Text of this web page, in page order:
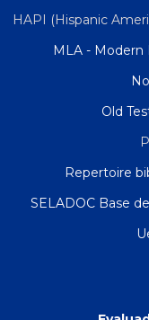
HAPI (Hispanic
MLA - Modern
Old
Repertoire
SELADOC Base